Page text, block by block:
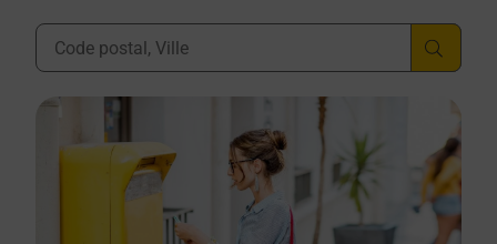
Ville, Département, Code Postal